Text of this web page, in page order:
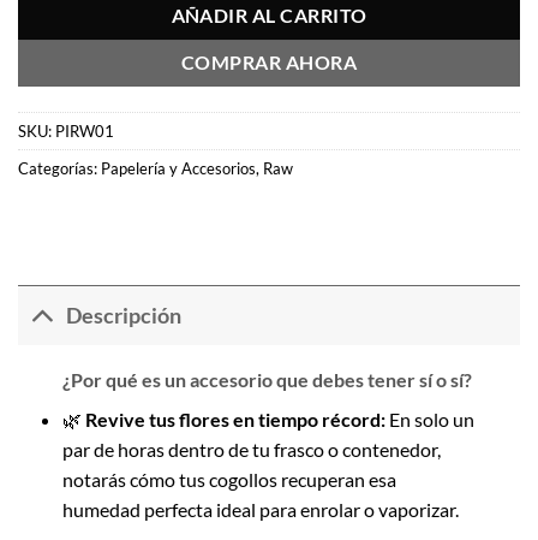
AÑADIR AL CARRITO
COMPRAR AHORA
SKU: PIRW01
Categorías: Papelería y Accesorios, Raw
Descripción
¿Por qué es un accesorio que debes tener sí o sí?
🌿 Revive tus flores en tiempo récord:En solo un
par de horas dentro de tu frasco o contenedor,
notarás cómo tus cogollos recuperan esa
humedad perfecta ideal para enrolar o vaporizar.